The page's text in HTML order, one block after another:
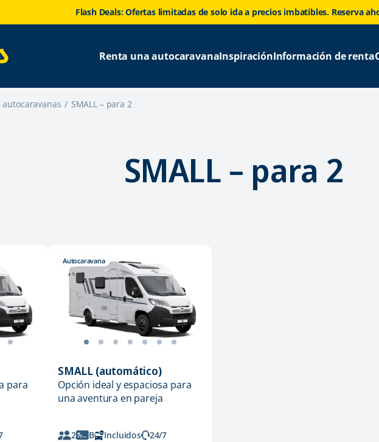
Flash Deals: Ofertas limitadas de solo ida a precios imbatibles. Reserva
Renta una autocaravanaInspiraciónInformación de renta
SMALL – para 2
SMALL – para 2
para
Autocaravana
SMALL (automático)
Opción ideal y espaciosa para
una aventura en pareja
2 B Incluidos
24/7